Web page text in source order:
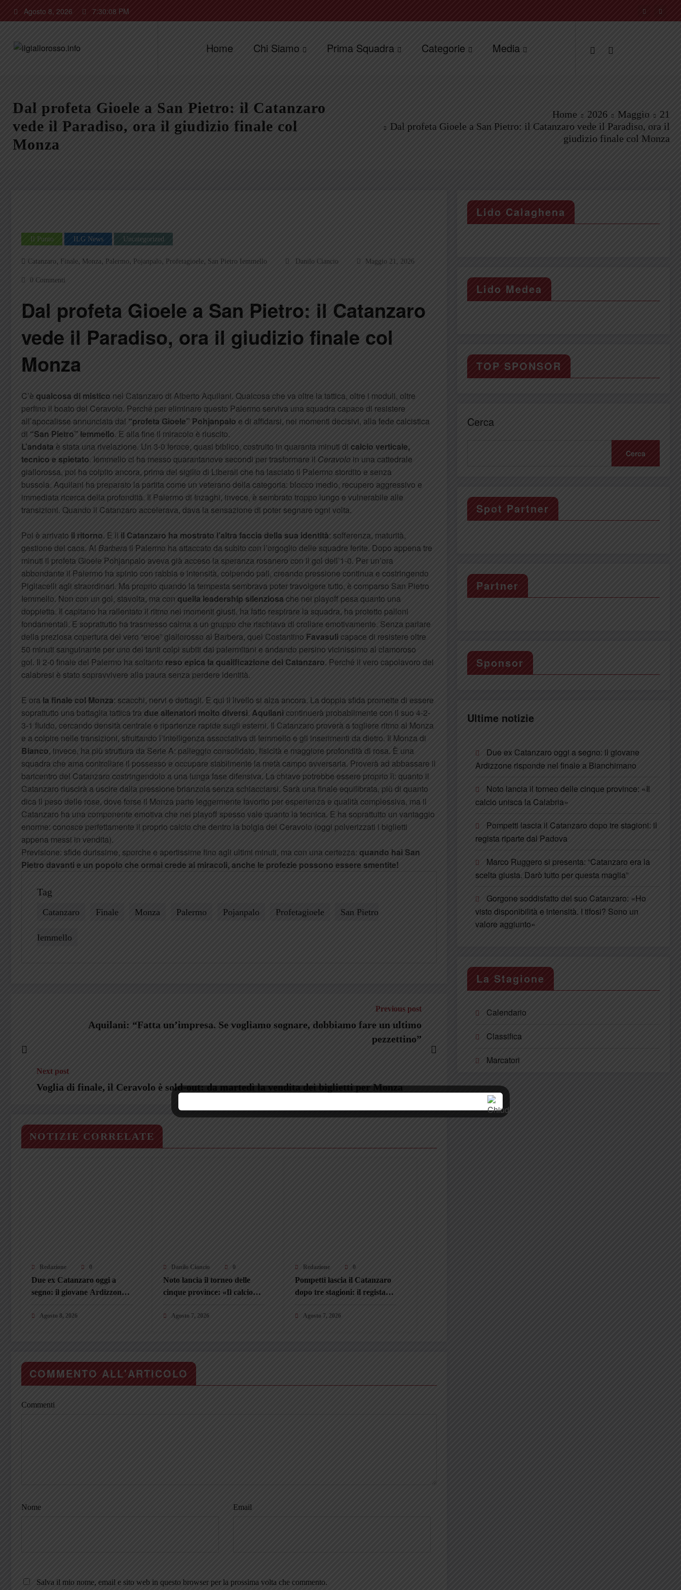
al
Agosto 8, 2026 7:30:09 PM
Home Chi Siamo Prima Squadra Categorie Media
Dal profeta Gioele a San Pietro: il Catanzaro
vede il Paradiso, ora il giudizio finale col
Monza
Home 2026 Maggio
21
Dal profeta Gioele a San Pietro: il Catanzaro vede il Paradiso, ora il
giudizio finale col Monza
Il Punto ILG News Uncategorized
Catanzaro, Finale, Monza , Palermo, Pojanpalo, Profetagioele, San Pietro Iemmello Danilo Ciancio Maggio 21, 2026
0 Commenti
Dal profeta Gioele a San Pietro: il Catanzaro
vede il Paradiso, ora il giudizio finale col
Monza
C’è qualcosa di mistico nel Catanzaro di Alberto Aquilani. Qualcosa che va oltre la tattica, oltre i moduli, oltre
perfino il boato del Ceravolo. Perché per eliminare questo Palermo serviva una squadra capace di resistere
all’apocalisse annunciata dal “profeta Gioele” Pohjanpalo e di affidarsi, nei momenti decisivi, alla fede calcistica
di “San Pietro” Iemmello. E alla fine il miracolo è riuscito.
L’andata è stata una rivelazione. Un 3-0 feroce, quasi biblico, costruito in quaranta minuti di calcio verticale,
tecnico e spietato. Iemmello ci ha messo quarantanove secondi per trasformare il Ceravolo in una cattedrale
giallorossa, poi ha colpito ancora, prima del sigillo di Liberali che ha lasciato il Palermo stordito e senza
bussola. Aquilani ha preparato la partita come un veterano della categoria: blocco medio, recupero aggressivo e
immediata ricerca della profondità. Il Palermo di Inzaghi, invece, è sembrato troppo lungo e vulnerabile alle
transizioni. Quando il Catanzaro accelerava, dava la sensazione di poter segnare ogni volta.
Poi è arrivato il ritorno. E lì il Catanzaro ha mostrato l’altra faccia della sua identità: sofferenza, maturità,
gestione del caos. Al Barbera il Palermo ha attaccato da subito con l’orgoglio delle squadre ferite. Dopo appena tre
minuti il profeta Gioele Pohjanpalo aveva già acceso la speranza rosanero con il gol dell’1-0. Per un’ora
abbondante il Palermo ha spinto con rabbia e intensità, colpendo pali, creando pressione continua e costringendo
Pigliacelli agli straordinari. Ma proprio quando la tempesta sembrava poter travolgere tutto, è comparso San Pietro
Iemmello. Non con un gol, stavolta, ma con quella leadership silenziosa che nei playoff pesa quanto una
doppietta. Il capitano ha rallentato il ritmo nei momenti giusti, ha fatto respirare la squadra, ha protetto palloni
fondamentali. E soprattutto ha trasmesso calma a un gruppo che rischiava di crollare emotivamente. Senza parlare
della preziosa copertura del vero “eroe” giallorosso al Barbera, quel Costantino Favasuli capace di resistere oltre
50 minuti sanguinante per uno dei tanti colpi subiti dai palermitani e andando persino vicinissimo al clamoroso
gol. Il 2-0 finale del Palermo ha soltanto reso epica la qualificazione del Catanzaro. Perché il vero capolavoro dei
calabresi è stato sopravvivere alla paura senza perdere identità.
E ora la finale col Monza: scacchi, nervi e dettagli. E qui il livello si alza ancora. La doppia sfida promette di essere
soprattutto una battaglia tattica tra due allenatori molto diversi. Aquilani continuerà probabilmente con il suo 4-2-
3-1 fluido, cercando densità centrale e ripartenze rapide sugli esterni. Il Catanzaro proverà a togliere ritmo al Monza
e a colpire nelle transizioni, sfruttando l’intelligenza associativa di Iemmello e gli inserimenti da dietro. Il Monza di
Bianco, invece, ha più struttura da Serie A: palleggio consolidato, fisicità e maggiore profondità di rosa. È una
squadra che ama controllare il possesso e occupare stabilmente la metà campo avversaria. Proverà ad abbassare il
baricentro del Catanzaro costringendolo a una lunga fase difensiva. La chiave potrebbe essere proprio lì: quanto il
Catanzaro riuscirà a uscire dalla pressione brianzola senza schiacciarsi. Sarà una finale equilibrata, più di quanto
dica il peso delle rose, dove forse il Monza parte leggermente favorito per esperienza e qualità complessiva, ma il
Catanzaro ha una componente emotiva che nei playoff spesso vale quanto la tecnica. E ha soprattutto un vantaggio
enorme: conosce perfettamente il proprio calcio che dentro la bolgia del Ceravolo (oggi polverizzati i biglietti
appena messi in vendita).
Previsione: sfide durissime, sporche e apertissime fino agli ultimi minuti, ma con una certezza: quando hai San
Pietro davanti e un popolo che ormai crede ai miracoli, anche le profezie possono essere smentite!
Tag
Catanzaro Finale Monza Palermo Pojanpalo Profetagioele San Pietro
Iemmello
Previous post
Aquilani: “Fatta un’impresa. Se vogliamo sognare, dobbiamo fare un ultimo
pezzettino”
Next post
Voglia di finale, il Ceravolo è sold-out: da martedì la vendita dei biglietti per Monza
NOTIZIE CORRELATE
Redazione 0
Due ex Catanzaro oggi a
segno: il giovane Ardizzone
Bianchimano
Agosto 8, 2026
Danilo Ciancio 0
Noto lancia il torneo delle
cinque province: «Il calcio
Agosto 7, 2026
Redazione 0
Pompetti lascia il Catanzaro
dopo tre stagioni: il regista
Agosto 7, 2026
COMMENTO ALL'ARTICOLO
Commenti
Nome Email
Salva il mio nome, email e sito web in questo browser per la prossima volta che commento.
Lido Calaghena
Lido Medea
TOP SPONSOR
Cerca
Cerca
Spot Partner
Partner
Sponsor
Ultime notizie
Due ex Catanzaro oggi a segno: il giovane
Ardizzone risponde nel finale a Bianchimano
Noto lancia il torneo delle cinque province: «Il
calcio unisca la Calabria»
Pompetti lascia il Catanzaro dopo tre stagioni: il
regista riparte dal Padova
Marco Ruggero si presenta: “Catanzaro era la
scelta giusta. Darò tutto per questa maglia”
Gorgone soddisfatto del suo Catanzaro: «Ho
visto disponibilità e intensità. I tifosi? Sono un
valore aggiunto»
La Stagione
Calendario
Classifica
Marcatori